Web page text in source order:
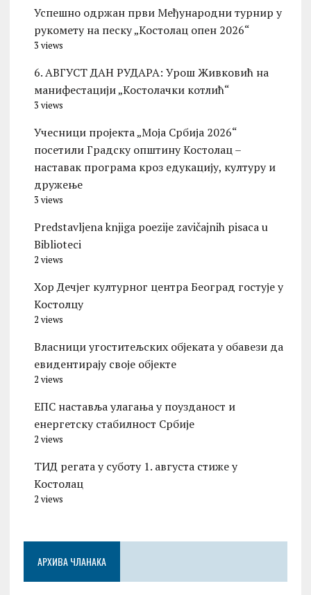
Успешно одржан први Међународни турнир у
рукомету на песку „Костолац опен 2026“
3 views
6. АВГУСТ ДАН РУДАРА: Урош Живковић на
манифестацији „Костолачки котлић“
3 views
Учесници пројекта „Моја Србија 2026“
посетили Градску општину Костолац –
наставак програма кроз едукацију, културу и
дружење
3 views
Predstavljena knjiga poezije zavičajnih pisaca u
Biblioteci
2 views
Хор Дечјег културног центра Београд гостује у
Костолцу
2 views
Власници угоститељских објеката у обавези да
евидентирају своје објекте
2 views
ЕПС наставља улагања у поузданост и
енергетску стабилност Србије
2 views
ТИД регата у суботу 1. августа стиже у
Костолац
2 views
АРХИВА ЧЛАНАКА